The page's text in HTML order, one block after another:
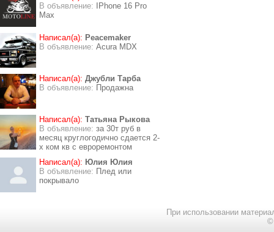
В объявление:
IPhone 16 Pro
Max
Написал(а): Peacemaker
В объявление: Acura MDX
Написал(а): Джубли Тарба
В объявление: Продажна
Написал(а): Татьяна Рыкова
В объявление: за 30т руб в
месяц круглогодично сдается 2-
х ком кв с евроремонтом
Написал(а): Юлия Юлия
В объявление: Плед или
покрывало
При использовании